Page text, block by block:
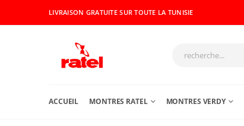
LIVRAISON GRATUITE SUR TOUTE LA TUNISIE
ACCUEIL MONTRES RATEL MONTRES VERDY